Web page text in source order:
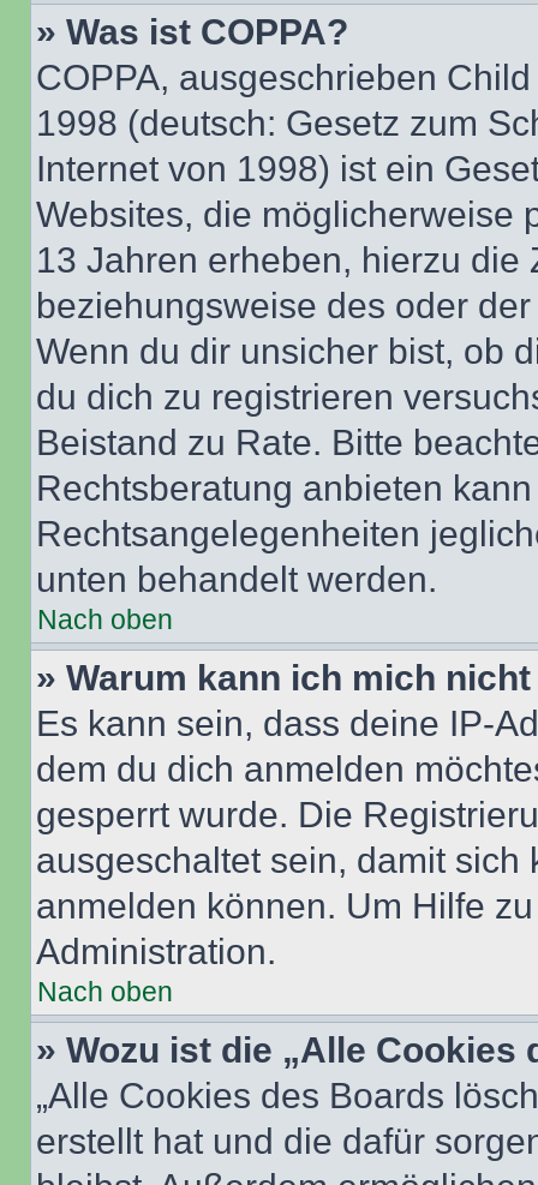
» Was ist COPPA?
COPPA, ausgeschrieben
1998 (deutsch: Gesetz zum
Internet von 1998) ist ein
Websites, die möglicherweise
13 Jahren erheben, hierzu die
beziehungsweise des oder
Wenn du dir unsicher bist, ob
du dich zu registrieren
Beistand zu Rate. Bitte
Rechtsberatung anbieten
Rechtsangelegenheiten
unten behandelt werden.
Nach oben
» Warum kann ich mich
Es kann sein, dass deine IP-
dem du dich anmelden
gesperrt wurde. Die
ausgeschaltet sein, damit
anmelden können. Um Hilfe
Administration.
Nach oben
» Wozu ist die „Alle
„Alle Cookies des Boards
erstellt hat und die dafür